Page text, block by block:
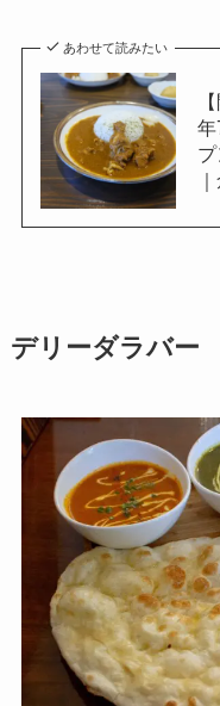
あわせて読みたい
年
デリーダラバー